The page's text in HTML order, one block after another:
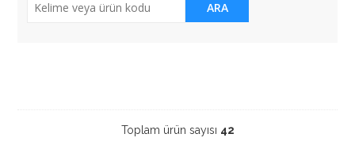
ARA
Toplam ürün sayısı 42